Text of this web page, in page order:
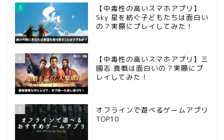
3
【中毒性の高いスマホアプリ】
Sky 星を紡ぐ子どもたちは面白い
の？実際にプレイしてみた！
4
【中毒性の高いスマホアプリ】三
國志 真戦は面白いの？実際にプ
レイしてみた！
5
オフラインで遊べるゲームアプリ
TOP10
問い合わせ